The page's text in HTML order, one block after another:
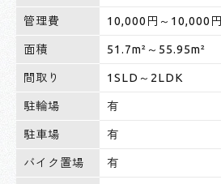
管理費 10,000円～10,000円
面積 51.7m²～55.95m²
間取り 1SLD～2LDK
駐輪場 有
駐車場 有
バイク置場 有